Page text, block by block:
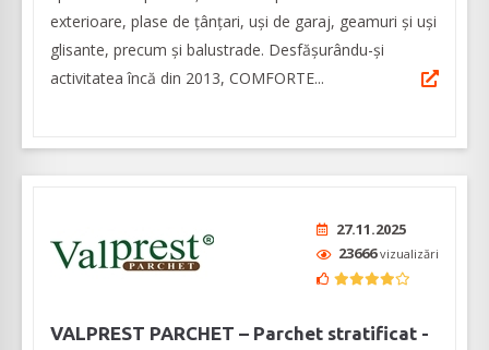
exterioare, plase de țânțari, uși de garaj, geamuri și uși
glisante, precum și balustrade. Desfășurându-și
activitatea încă din 2013, COMFORTE...
27.11.2025
23666vizualizări
VALPREST PARCHET – Parchet stratificat -